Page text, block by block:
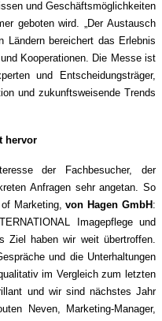
und Geschäftsmöglichkeiten
geboten wird. „Der Austausch
Ländern bereichert das Erlebnis
Kooperationen. Die Messe ist
und Entscheidungsträger,
und zukunftsweisende Trends
hervor
der Fachbesucher, der
Anfragen sehr angetan. So
of Marketing,von Hagen GmbH :
Imagepflege und
Ziel haben wir weit übertroffen.
und die Unterhaltungen
im Vergleich zum letzten
und wir sind nächstes Jahr
Neven, Marketing-Manager,